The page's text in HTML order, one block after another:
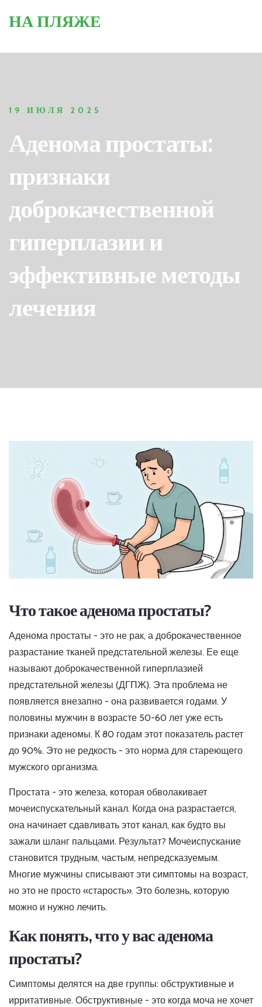
НА ПЛЯЖЕ
19 ИЮЛЯ 2025
Аденома простаты:
признаки
доброкачественной
гиперплазии и
эффективные методы
лечения
Что такое аденома простаты?
Аденома простаты - это не рак, а доброкачественное
разрастание тканей предстательной железы. Ее еще
называют доброкачественной гиперплазией
предстательной железы (ДГПЖ). Эта проблема не
появляется внезапно - она развивается годами. У
половины мужчин в возрасте 50-60 лет уже есть
признаки аденомы. К 80 годам этот показатель растет
до 90%. Это не редкость - это норма для стареющего
мужского организма.
Простата - это железа, которая обволакивает
мочеиспускательный канал. Когда она разрастается,
она начинает сдавливать этот канал, как будто вы
зажали шланг пальцами. Результат? Мочеиспускание
становится трудным, частым, непредсказуемым.
Многие мужчины списывают эти симптомы на возраст,
но это не просто «старость». Это болезнь, которую
можно и нужно лечить.
Как понять, что у вас аденома
простаты?
Симптомы делятся на две группы: обструктивные и
ирритативные. Обструктивные - это когда моча не хочет